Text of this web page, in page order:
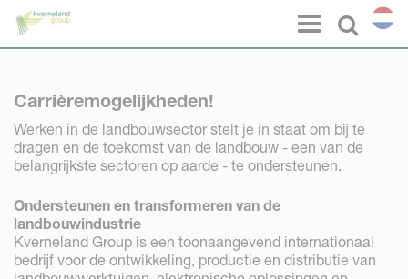
Select
Menu
Carrièremogelijkheden!
Werken in de landbouwsector stelt je in staat om bij te
dragen en de toekomst van de landbouw - een van de
belangrijkste sectoren op aarde - te ondersteunen.
Ondersteunen en transformeren van de
landbouwindustrie
Kverneland Group is een toonaangevend internationaal
bedrijf voor de ontwikkeling, productie en distributie van
Cookies beheer paneel